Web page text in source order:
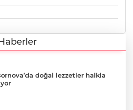
doğal lezzetler halkla